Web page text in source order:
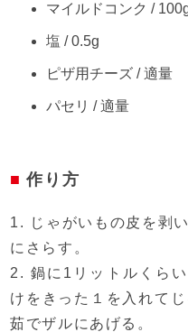
マイルドコンク /
塩 / 0.5g
ピザ用チーズ / 適量
パセリ / 適量
作り方
1. じゃがいもの皮を剥
にさらす。
2. 鍋に1リットルくら
けをきった１を入れて
茹でザルにあげる。